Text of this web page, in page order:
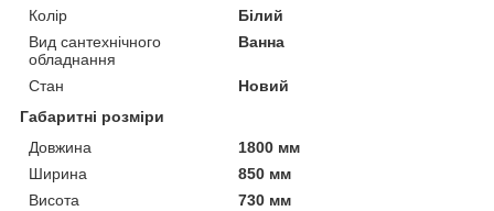
Колір
Білий
Вид сантехнічного
обладнання
Ванна
Стан
Новий
Габаритні розміри
Довжина
1800 мм
Ширина
850 мм
Висота
730 мм